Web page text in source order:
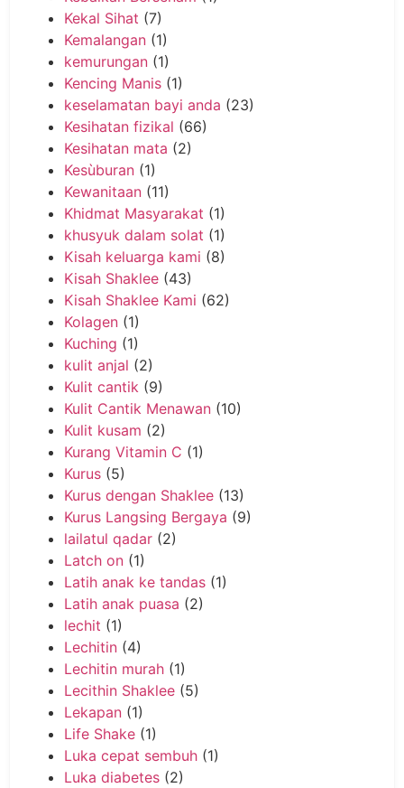
Kekal Sihat (7)
Kemalangan (1)
kemurungan (1)
Kencing Manis (1)
keselamatan bayi anda (23)
Kesihatan fizikal (66)
Kesihatan mata (2)
Kesùburan (1)
Kewanitaan (11)
Khidmat Masyarakat (1)
khusyuk dalam solat (1)
Kisah keluarga kami (8)
Kisah Shaklee (43)
Kisah Shaklee Kami (62)
Kolagen (1)
Kuching (1)
kulit anjal (2)
Kulit cantik (9)
Kulit Cantik Menawan (10)
Kulit kusam (2)
Kurang Vitamin C (1)
Kurus (5)
Kurus dengan Shaklee (13)
Kurus Langsing Bergaya (9)
lailatul qadar (2)
Latch on (1)
Latih anak ke tandas (1)
Latih anak puasa (2)
lechit (1)
Lechitin (4)
Lechitin murah (1)
Lecithin Shaklee (5)
Lekapan (1)
Life Shake (1)
Luka cepat sembuh (1)
Luka diabetes (2)